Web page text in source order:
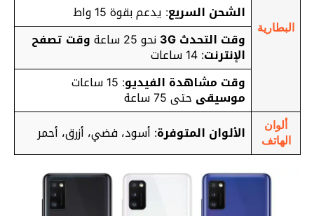
البطارية
الشحن السريع: يدعم بقوة 15 واط
وقت التحدث 3G
نحو 25 ساعة وقت تصفح
الإنترنت: 14 ساعات
وقت مشاهدة الفيديو: 15 ساعات
موسيقى حتى 75 ساعة
ألوان
الهاتف
الألوان المتوفرة: أسود، فضي، أزرق، أحمر